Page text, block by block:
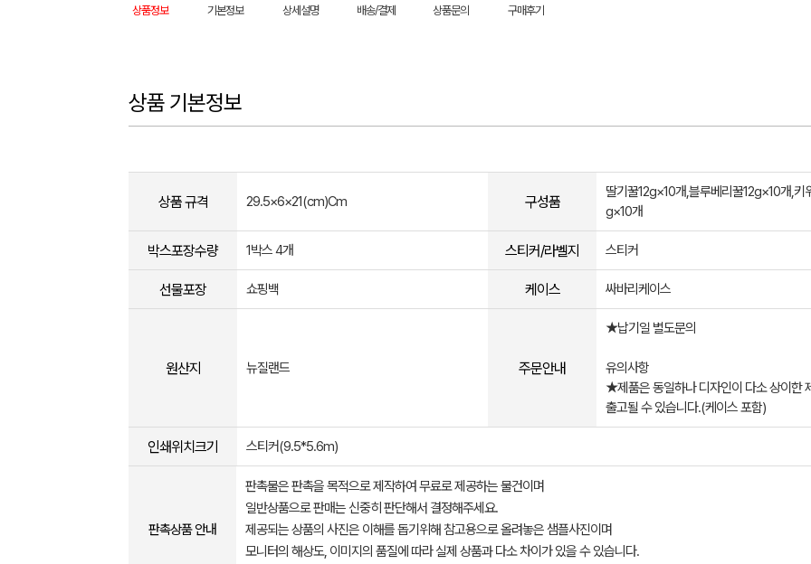
상품정보 기본정보 상세설명 배송/결제 상품문의 구매후기
상품 기본정보
상품 규격 29.5×6×21(cm)Cm 구성품
딸기꿀12g×10개,블루베리꿀12g×10개,키
g×10개
박스포장수량 1박스 4개 스티커/라벨지 스티커
선물포장 쇼핑백 케이스 싸바리케이스
원산지 뉴질랜드 주문안내
★납기일 별도문의
유의사항
★제품은 동일하나 디자인이 다소 상이한
출고될 수 있습니다.(케이스 포함)
인쇄위치크기 스티커(9.5*5.6m)
판촉상품 안내
판촉물은 판촉을 목적으로 제작하여 무료로 제공하는 물건이며
일반상품으로 판매는 신중히 판단해서 결정해주세요.
제공되는 상품의 사진은 이해를 돕기위해 참고용으로 올려놓은 샘플사진이며
모니터의 해상도, 이미지의 품질에 따라 실제 상품과 다소 차이가 있을 수 있습니다.